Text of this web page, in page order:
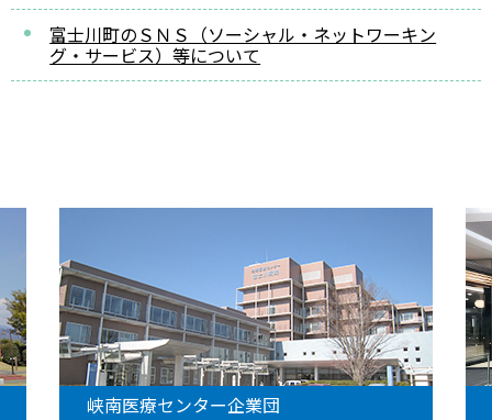
富士川町のＳＮＳ（ソーシャル・ネットワーキン
グ・サービス）等について
峡南医療センター企業団